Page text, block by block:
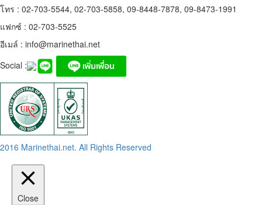
โทร : 02-703-5544, 02-703-5858, 09-8448-7878, 09-8473-1991
แฟกซ์ : 02-703-5525
อีเมล์ : info@marinethai.net
Social :
2016 Marinethai.net. All Rights Reserved
Close